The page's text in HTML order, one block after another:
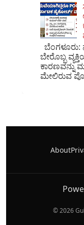
ಬೆಂಗಳೂರು:
ಬೇರೊಬ್ಬ
ಮೇಲಿರುವ
About
©2026